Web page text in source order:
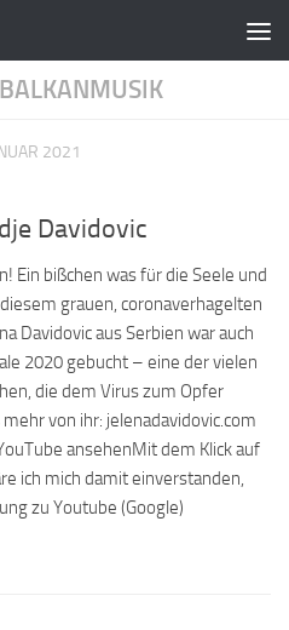
BALKANMUSIK
2021
Davidovic
Ein bißchen was für die Seele und
grauen, coronaverhagelten
Davidovic aus Serbien war auch
2020 gebucht – eine der vielen
die dem Virus zum Opfer
von ihr: jelenadavidovic.com
ansehenMit dem Klick auf
ich mich damit einverstanden,
zu Youtube (Google)